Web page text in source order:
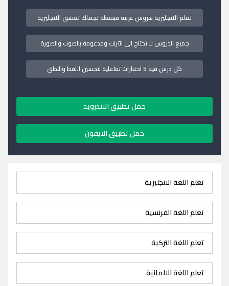
تعلم الانجليزية بدروس عربية مبسطة تجعلك تعشق الانجليزية
جميع الدروس لا تحتاج الى انترنت ومدعومة بالصوت والصورة
كل درس فيه 5 اختبارات تفاعلية لتحسين اللفظ والنطق
حمل تطبيق الاندرويد
حمل تطبيق الايفون
تعلم اللغة الانجليزية
تعلم اللغة الفرنسية
تعلم اللغة التركية
تعلم اللغة الالمانية